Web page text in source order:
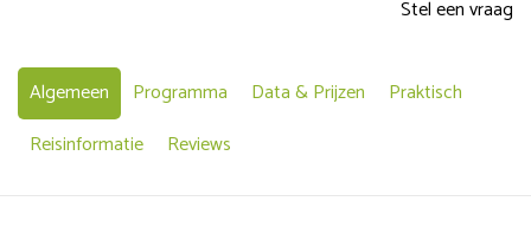
Stel een vraag
Algemeen Programma Data & Prijzen
Praktisch
Reisinformatie
Reviews